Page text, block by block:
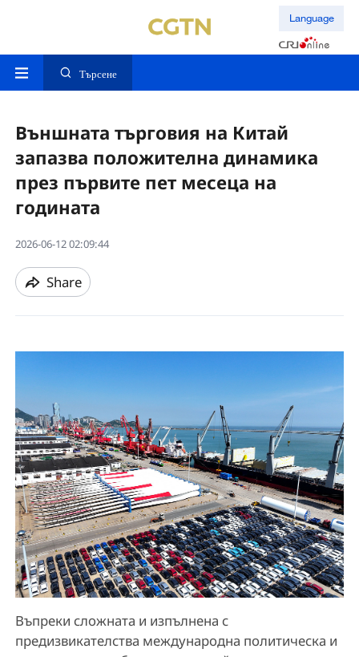
Language
Търсене
Външната търговия на Китай
запазва положителна динамика
през първите пет месеца на
годината
2026-06-12 02:09:44
Share
Въпреки сложната и изпълнена с
предизвикателства международна политическа и